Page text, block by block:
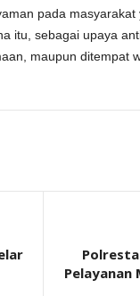
pada
itu, sebagai upaya
maupun ditempat
Pelayanan